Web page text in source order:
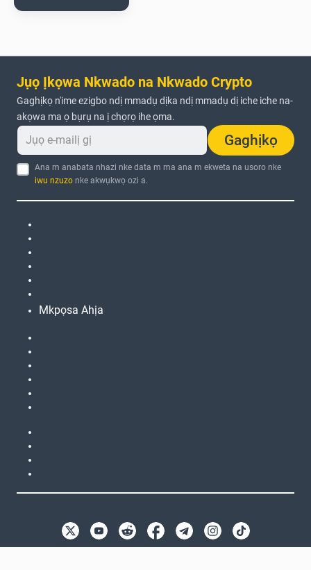
Jụọ Ịkọwa Nkwado na Nkwado Crypto
Gaghịkọ n'ime ezigbo ndị mmadụ dịka ndị mmadụ dị iche iche na-
akọwa ma ọ bụrụ na ị chọrọ ihe ọma.
Gaghịkọ
Ana m anabata nhazi nke data m ma ana m ekweta na usoro nke
iwu nzuzo nke akwụkwọ ozi a.
Mkpọsa Ahịa